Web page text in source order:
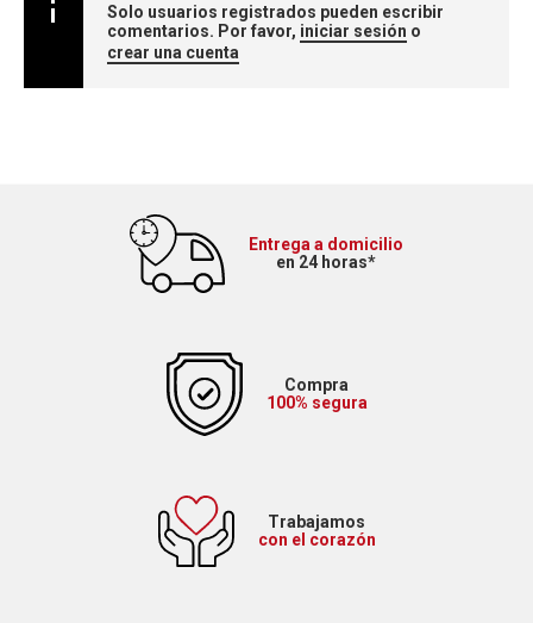
Solo usuarios registrados pueden escribir
comentarios. Por favor, iniciar sesión o
crear una cuenta
Entrega a domicilio
en 24 horas*
Compra
100% segura
Trabajamos
con el corazón